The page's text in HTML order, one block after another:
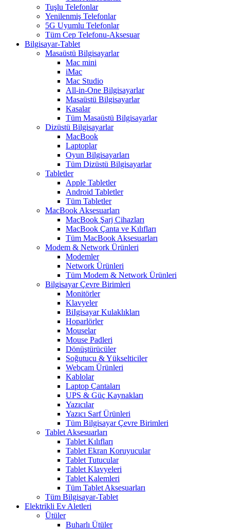
Tuşlu Telefonlar
Yenilenmiş Telefonlar
5G Uyumlu Telefonlar
Tüm Cep Telefonu-Aksesuar
Bilgisayar-Tablet
Masaüstü Bilgisayarlar
Mac mini
iMac
Mac Studio
All-in-One Bilgisayarlar
Masaüstü Bilgisayarlar
Kasalar
Tüm Masaüstü Bilgisayarlar
Dizüstü Bilgisayarlar
MacBook
Laptoplar
Oyun Bilgisayarları
Tüm Dizüstü Bilgisayarlar
Tabletler
Apple Tabletler
Android Tabletler
Tüm Tabletler
MacBook Aksesuarları
MacBook Şarj Cihazları
MacBook Çanta ve Kılıfları
Tüm MacBook Aksesuarları
Modem & Network Ürünleri
Modemler
Network Ürünleri
Tüm Modem & Network Ürünleri
Bilgisayar Çevre Birimleri
Monitörler
Klavyeler
BiIgisayar Kulaklıkları
Hoparlörler
Mouselar
Mouse Padleri
Dönüştürücüler
Soğutucu & Yükselticiler
Webcam Ürünleri
Kablolar
Laptop Çantaları
UPS & Güç Kaynakları
Yazıcılar
Yazıcı Sarf Ürünleri
Tüm Bilgisayar Çevre Birimleri
Tablet Aksesuarları
Tablet Kılıfları
Tablet Ekran Koruyucular
Tablet Tutucular
Tablet Klavyeleri
Tablet Kalemleri
Tüm Tablet Aksesuarları
Tüm Bilgisayar-Tablet
Elektrikli Ev Aletleri
Ütüler
Buharlı Ütüler